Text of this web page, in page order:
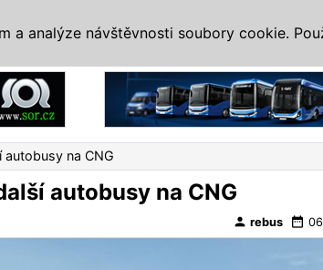
autobusy na CNG
autobusy na CNG
person rebus date_range
a analýze návštěvnosti soubory cookie.